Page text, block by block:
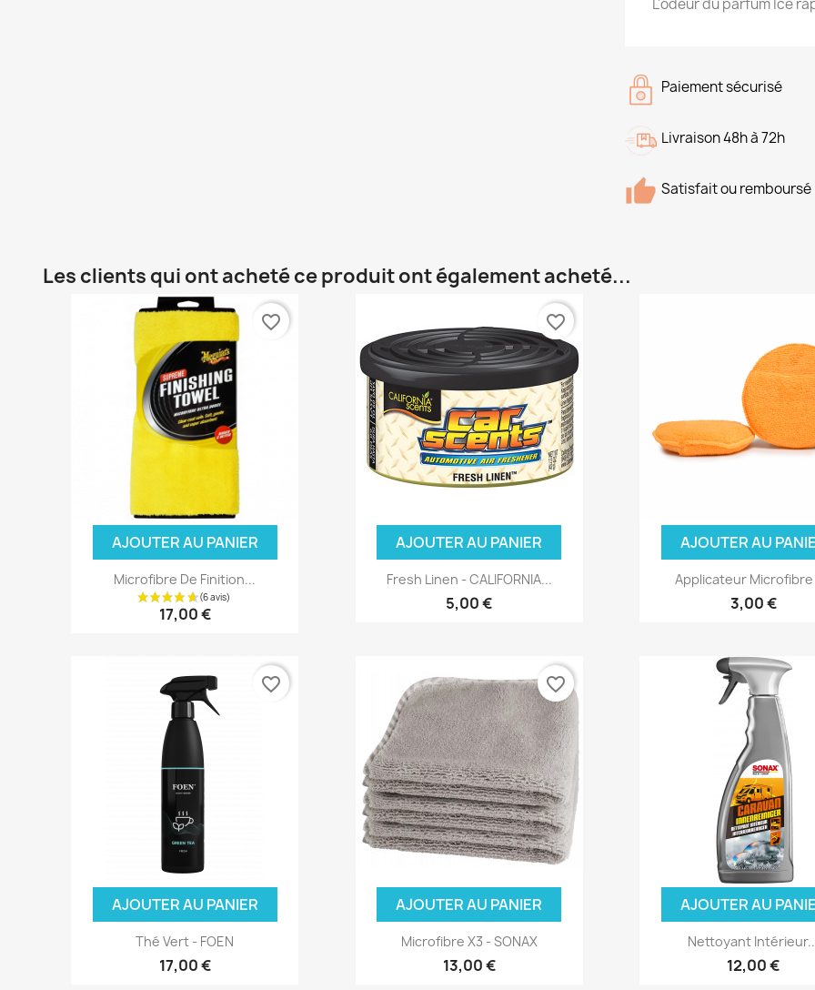
Paiement sécurisé
Livraison 48h à 72h
Satisfait ou remboursé
Les clients qui ont acheté ce produit ont également acheté...
AJOUTER AU PANIER
Microfibre De Finition...
17,00 €
favorite_border
AJOUTER AU PANIER
Fresh Linen - CALIFORNIA...
5,00 €
favorite_border
AJOUTER AU
Applicateur Microfibre
3,00 €
AJOUTER AU PANIER
Thé Vert - FOEN
17,00 €
favorite_border
AJOUTER AU PANIER
Microfibre X3 - SONAX
13,00 €
favorite_border
AJOUTER AU
Nettoyant
12,00 €